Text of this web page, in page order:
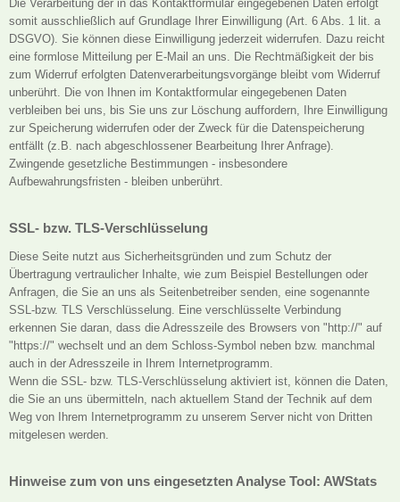
Die Verarbeitung der in das Kontaktformular eingegebenen Daten erfolgt
somit ausschließlich auf Grundlage Ihrer Einwilligung (Art. 6 Abs. 1 lit. a
DSGVO). Sie können diese Einwilligung jederzeit widerrufen. Dazu reicht
eine formlose Mitteilung per E-Mail an uns. Die Rechtmäßigkeit der bis
zum Widerruf erfolgten Datenverarbeitungsvorgänge bleibt vom Widerruf
unberührt. Die von Ihnen im Kontaktformular eingegebenen Daten
verbleiben bei uns, bis Sie uns zur Löschung auffordern, Ihre Einwilligung
zur Speicherung widerrufen oder der Zweck für die Datenspeicherung
entfällt (z.B. nach abgeschlossener Bearbeitung Ihrer Anfrage).
Zwingende gesetzliche Bestimmungen - insbesondere
Aufbewahrungsfristen - bleiben unberührt.
SSL- bzw. TLS-Verschlüsselung
Diese Seite nutzt aus Sicherheitsgründen und zum Schutz der
Übertragung vertraulicher Inhalte, wie zum Beispiel Bestellungen oder
Anfragen, die Sie an uns als Seitenbetreiber senden, eine sogenannte
SSL-bzw. TLS Verschlüsselung. Eine verschlüsselte Verbindung
erkennen Sie daran, dass die Adresszeile des Browsers von "http://" auf
"https://" wechselt und an dem Schloss-Symbol neben bzw. manchmal
auch in der Adresszeile in Ihrem Internetprogramm.
Wenn die SSL- bzw. TLS-Verschlüsselung aktiviert ist, können die Daten,
die Sie an uns übermitteln, nach aktuellem Stand der Technik auf dem
Weg von Ihrem Internetprogramm zu unserem Server nicht von Dritten
mitgelesen werden.
Hinweise zum von uns eingesetzten Analyse Tool: AWStats